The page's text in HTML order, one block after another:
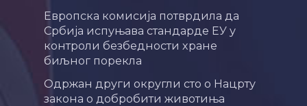
Европска комисија потврдила да
Србија испуњава стандарде ЕУ у
контроли безбедности хране
биљног порекла
Одржан други округли сто о Нацрту
закона о добробити животиња